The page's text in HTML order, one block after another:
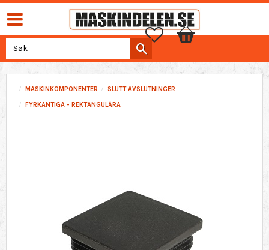
Favoritter
Handlekurv
MASKINKOMPONENTER
SLUTT AVSLUTNINGER
FYRKANTIGA - REKTANGULÄRA